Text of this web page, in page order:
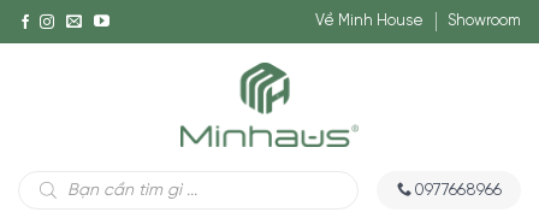
Về Minh House Showroom
Tìm
kiếm
0977668966